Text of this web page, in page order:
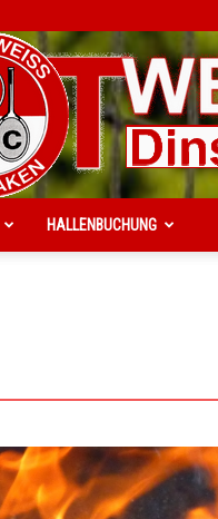
HALLENBUCHUNG